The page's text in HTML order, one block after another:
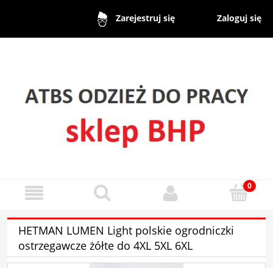
Zarejestruj się Zaloguj się
HETMAN LUMEN Light polskie ogrodniczki
ostrzegawcze żółte do 4XL 5XL 6XL